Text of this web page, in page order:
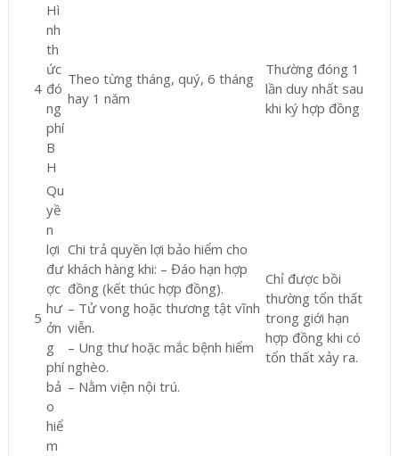
4
Hì
nh
th
ức
đó
ng
phí
B
H
Theo từng tháng, quý, 6 tháng
hay 1 năm
Thường đóng 1
lần duy nhất sau
khi ký hợp đồng
5
Qu
yề
n
lợi
đư
ợc
hư
ởn
g
phí
bả
o
hiể
m
Chi trả quyền lợi bảo hiểm cho
khách hàng khi: – Đáo hạn hợp
đồng (kết thúc hợp đồng).
– Tử vong hoặc thương tật vĩnh
viễn.
– Ung thư hoặc mắc bệnh hiểm
nghèo.
– Nằm viện nội trú.
Chỉ được bồi
thường tổn thất
trong giới hạn
hợp đồng khi có
tổn thất xảy ra.